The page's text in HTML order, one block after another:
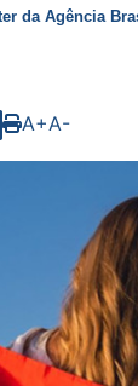
da Agência
A+A-